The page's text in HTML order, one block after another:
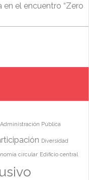
en el encuentro “Zero
Administración Pública
Diversidad
circular Edificio central